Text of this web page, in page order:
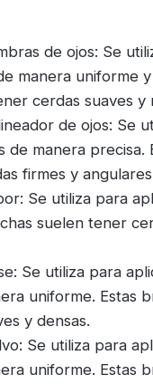
de ojos: Se
manera uniforme
cerdas suaves y
de ojos: Se
de manera precisa.
firmes y
Se utiliza para
suelen tener
Se utiliza para
uniforme. Estas
y densas.
Se utiliza para
uniforme. Estas